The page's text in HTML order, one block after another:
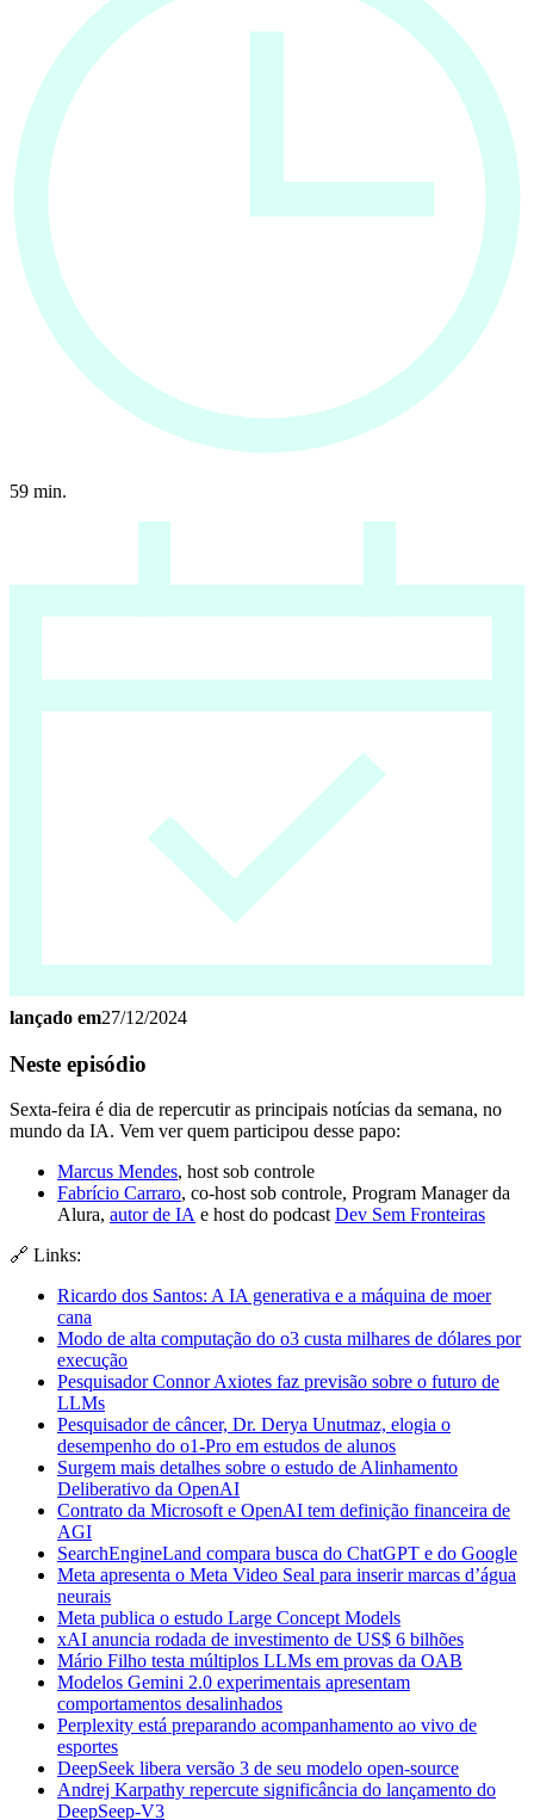
59 min.
lançado em27/12/2024
Neste episódio
Sexta-feira é dia de repercutir as principais notícias da semana, no
mundo da IA. Vem ver quem participou desse papo:
Marcus Mendes, host sob controle
Fabrício Carraro, co-host sob controle, Program Manager da
Alura, autor de IA e host do podcast Dev Sem Fronteiras
🔗 Links:
Ricardo dos Santos: A IA generativa e a máquina de moer
cana
Modo de alta computação do o3 custa milhares de dólares por
execução
Pesquisador Connor Axiotes faz previsão sobre o futuro de
LLMs
Pesquisador de câncer, Dr. Derya Unutmaz, elogia o
desempenho do o1-Pro em estudos de alunos
Surgem mais detalhes sobre o estudo de Alinhamento
Deliberativo da OpenAI
Contrato da Microsoft e OpenAI tem definição financeira de
AGI
SearchEngineLand compara busca do ChatGPT e do Google
Meta apresenta o Meta Video Seal para inserir marcas d’água
neurais
Meta publica o estudo Large Concept Models
xAI anuncia rodada de investimento de US$ 6 bilhões
Mário Filho testa múltiplos LLMs em provas da OAB
Modelos Gemini 2.0 experimentais apresentam
comportamentos desalinhados
Perplexity está preparando acompanhamento ao vivo de
esportes
DeepSeek libera versão 3 de seu modelo open-source
Andrej Karpathy repercute significância do lançamento do
DeepSeep-V3